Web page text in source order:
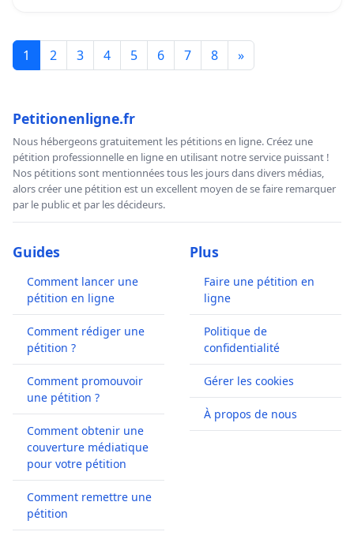
1 2 3 4 5 6 7 8 »
Petitionenligne.fr
Nous hébergeons gratuitement les pétitions en ligne. Créez une
pétition professionnelle en ligne en utilisant notre service puissant !
Nos pétitions sont mentionnées tous les jours dans divers médias,
alors créer une pétition est un excellent moyen de se faire remarquer
par le public et par les décideurs.
Guides
Comment lancer une
pétition en ligne
Comment rédiger une
pétition ?
Comment promouvoir
une pétition ?
Comment obtenir une
couverture médiatique
pour votre pétition
Comment remettre une
pétition
Plus
Faire une pétition en
ligne
Politique de
confidentialité
Gérer les cookies
À propos de nous